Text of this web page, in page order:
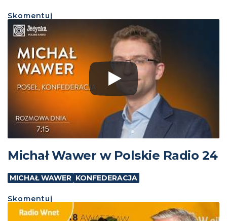
Skomentuj
Michał Wawer w Polskie Radio 24
MICHAŁ WAWER KONFEDERACJA
Skomentuj